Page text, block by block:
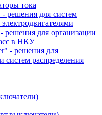
тока
решения для систем
решения для организации
в НКУ
- решения для
систем распределения